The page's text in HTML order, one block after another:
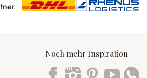
Noch mehr Inspiration